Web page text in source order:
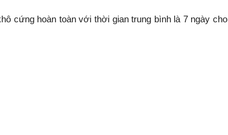
cứng hoàn toàn với thời gian trung bình là 7 ngày cho